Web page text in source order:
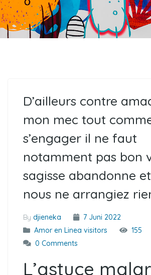
D’ailleurs contre
mon mec tout
s’engager il ne faut
notamment pas bon
sagisse abandonne
nous ne arrangiez
By djieneka
7 Juni 2022
Amor en Linea visitors
155
0 Comments
L’astuce